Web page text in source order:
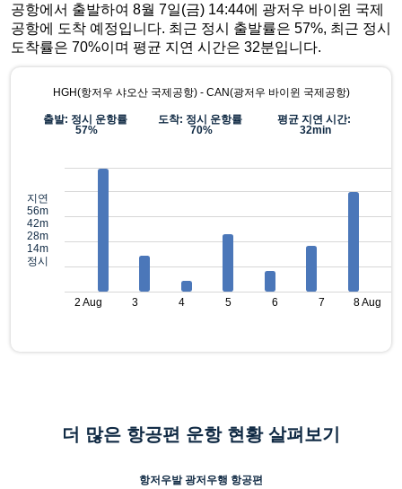
공항에서 출발하여 8월 7일(금) 14:44에 광저우 바이윈 국제
공항에 도착 예정입니다. 최근 정시 출발률은 57%, 최근 정시
도착률은 70%이며 평균 지연 시간은 32분입니다.
HGH(항저우 샤오산 국제공항) - CAN(광저우 바이윈 국제공항)
출발: 정시 운항률
57%
도착: 정시 운항률
70%
평균 지연 시간:
32min
지연
56m
42m
28m
14m
정시
2 Aug 3 4 5 6 7 8 Aug
더 많은 항공편 운항 현황 살펴보기
항저우발 광저우행 항공편